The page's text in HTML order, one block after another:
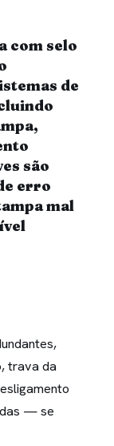
com selo
de
são
erro
mal
trava da
— se